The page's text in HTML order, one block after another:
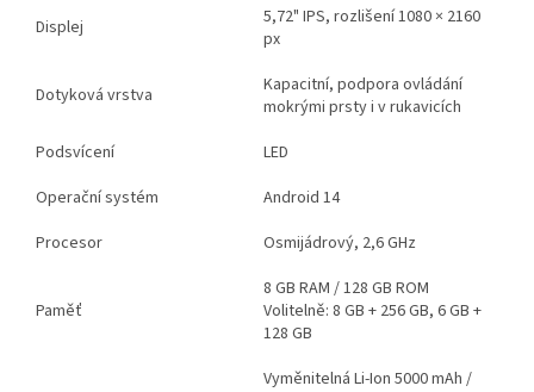
Displej
5,72" IPS, rozlišení 1080 × 2160
px
Dotyková vrstva
Kapacitní, podpora ovládání
mokrými prsty i v rukavicích
Podsvícení
LED
Operační systém
Android 14
Procesor
Osmijádrový, 2,6 GHz
Paměť
8 GB RAM / 128 GB ROM
Volitelně: 8 GB + 256 GB, 6 GB +
128 GB
Vyměnitelná Li-Ion 5000 mAh /